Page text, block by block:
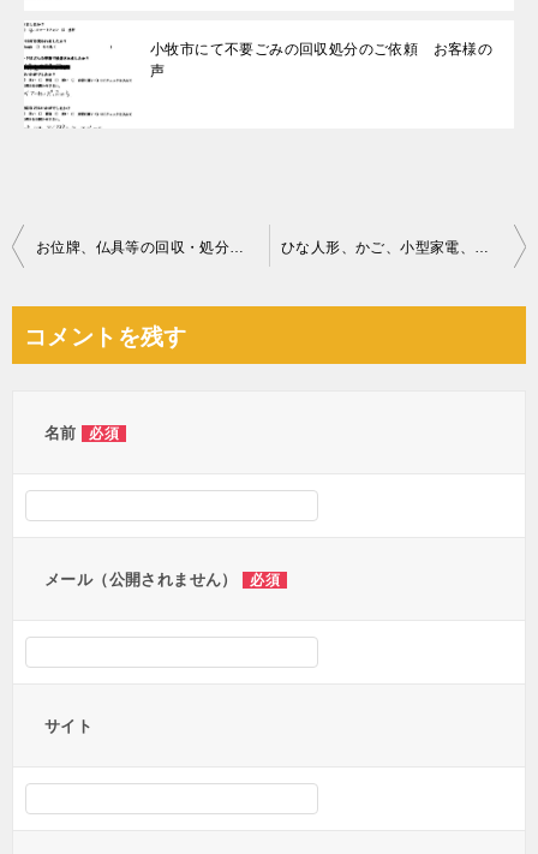
小牧市にて不要ごみの回収処分のご依頼 お客様の
声
投
ビ
お位牌、仏具等の回収・処分ご依頼 お客様の声 ひな人形、かご、小型家電、自転車、一般ごみ等の回収・処分ご依頼
コメントを残す
名前 必須
メール（公開されません） 必須
サイト